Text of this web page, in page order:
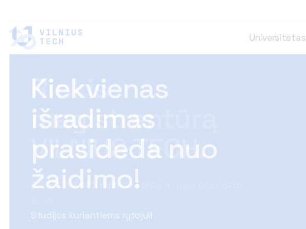
Universitetas
Kiekvienas
išradimas
prasideda nuo
žaidimo!
Studijos kuriantiems rytojui!